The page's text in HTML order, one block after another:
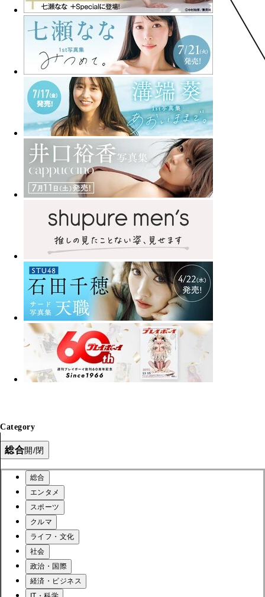
Category
総合開/閉
総合
エンタメ
スポーツ
クルマ
ライフ・文化
社会
政治・国際
経済・ビジネス